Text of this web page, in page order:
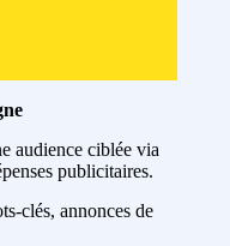
audience ciblée via
publicitaires.
clés, annonces de